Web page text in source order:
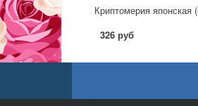
326 руб